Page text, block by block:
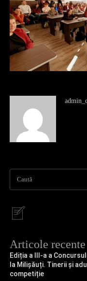
Caută
Articole recente
Ediția a III-a a
la Milișăuți. Tinerii și
competiție